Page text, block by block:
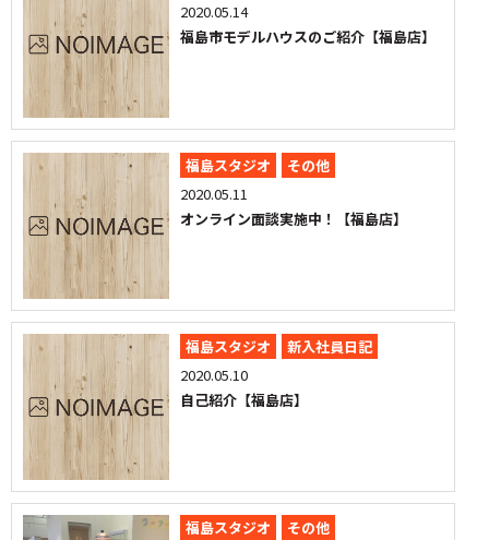
2020.05.14
福島市モデルハウスのご紹介【福島店】
福島スタジオ
その他
2020.05.11
オンライン面談実施中！【福島店】
福島スタジオ
新入社員日記
2020.05.10
自己紹介【福島店】
福島スタジオ
その他